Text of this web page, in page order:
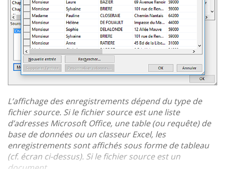
L’affichage des enregistrements dépend du type de
fichier source. Si le fichier source est une liste
d’adresses Microsoft Office, une table (ou requête) de
base de données ou un classeur Excel, les
enregistrements sont affichés sous forme de tableau
(cf. écran ci-dessus). Si le fichier source est un